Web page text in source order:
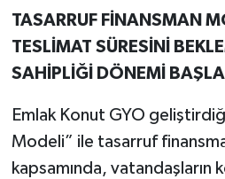
TASARRUF FİNANSMAN
TESLİMAT SÜRESİNİ
SAHİPLİĞİ DÖNEMİ
Emlak Konut GYO
Modeli” ile tasarruf
kapsamında, vatandaşların